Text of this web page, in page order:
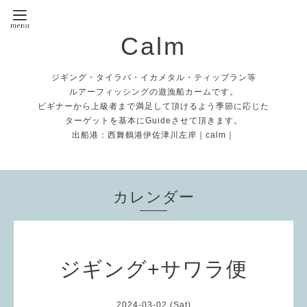
Calm
ジギング・タイラバ・イカメタル・ティップラン等
ルアーフィッシングの遊漁船カームです。
ビギナーから上級者まで満足して頂けるよう季節に応じた
ターゲットを基本にGuideさせて頂きます。
出船港：西舞鶴港伊佐津川左岸｜calm｜
カレンダー
ジギング+サワラ便
2024-03-02 (Sat)